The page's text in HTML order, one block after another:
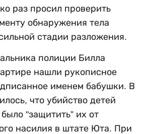
раз просил проверить
обнаружения тела
стадии разложения.
полиции Билла
нашли рукописное
именем бабушки. В
что убийство детей
"защитить” их от
насилия в штате Юта. При